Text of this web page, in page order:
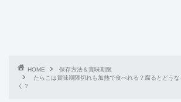
HOME
保存方法＆賞味期限
たらこは賞味期限切れも加熱で食べれる？腐るとどう
く？